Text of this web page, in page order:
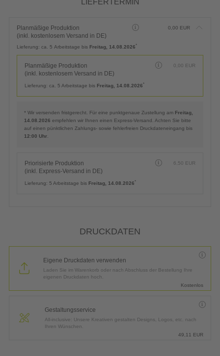
Planmäßige Produktion
(inkl. kostenlosem Versand in DE)
0,00 EUR
Lieferung: ca. 5 Arbeitstage bis Freitag, 14.08.2026*
Planmäßige Produktion
(inkl. kostenlosem Versand in DE)
0,00 EUR
Lieferung: ca. 5 Arbeitstage bis Freitag, 14.08.2026*
* Wir versenden fristgerecht. Für eine punktgenaue Zustellung am Freitag,
14.08.2026 empfehlen wir Ihnen einen Express-Versand. Achten Sie bitte
auf einen pünktlichen Zahlungs- sowie fehlerfreien Druckdateneingang bis
12:00 Uhr
Priorisierte Produktion
(inkl. Express-Versand in DE)
6,50 EUR
Lieferung: 5 Arbeitstage bis Freitag, 14.08.2026*
DRUCKDATEN
Eigene Druckdaten verwenden
Laden Sie im Warenkorb oder nach Abschluss der Bestellung Ihre
eigenen Druckdaten hoch.
Kostenlos
Gestaltungsservice
All-inclusive: Unsere Kreativen gestalten Designs, Logos, etc. nach
Ihren Wünschen.
49,11 EUR